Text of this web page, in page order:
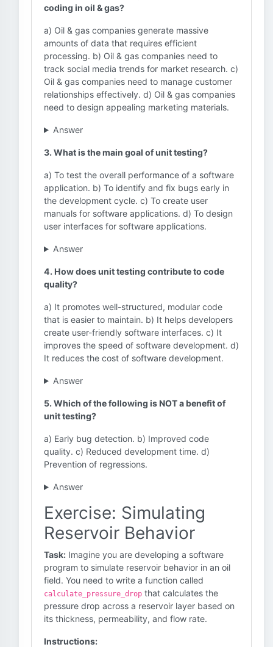
coding in oil & gas?
a) Oil & gas companies generate massive
amounts of data that requires efficient
processing. b) Oil & gas companies need to
track social media trends for market research. c)
Oil & gas companies need to manage customer
relationships effectively. d) Oil & gas companies
need to design appealing marketing materials.
Answer
3. What is the main goal of unit testing?
a) To test the overall performance of a software
application. b) To identify and fix bugs early in
the development cycle. c) To create user
manuals for software applications. d) To design
user interfaces for software applications.
Answer
4. How does unit testing contribute to code
quality?
a) It promotes well-structured, modular code
that is easier to maintain. b) It helps developers
create user-friendly software interfaces. c) It
improves the speed of software development. d)
It reduces the cost of software development.
Answer
5. Which of the following is NOT a benefit of
unit testing?
a) Early bug detection. b) Improved code
quality. c) Reduced development time. d)
Prevention of regressions.
Answer
Exercise: Simulating
Reservoir Behavior
Task: Imagine you are developing a software
program to simulate reservoir behavior in an oil
field. You need to write a function called
calculate_pressure_drop that calculates the
pressure drop across a reservoir layer based on
its thickness, permeability, and flow rate.
Instructions: